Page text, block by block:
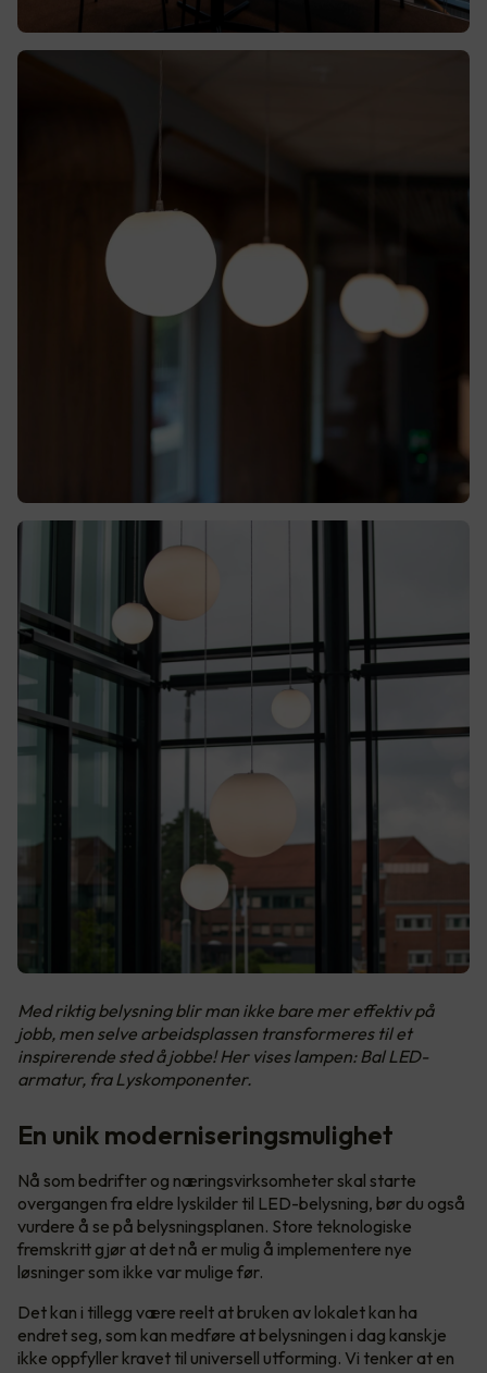
Med riktig belysning blir man ikke bare mer effektiv på
jobb, men selve arbeidsplassen transformeres til et
inspirerende sted å jobbe! Her vises lampen: Bal LED-
armatur, fra Lyskomponenter.
En unik moderniseringsmulighet
Nå som bedrifter og næringsvirksomheter skal starte
overgangen fra eldre lyskilder til LED-belysning, bør du også
vurdere å se på belysningsplanen. Store teknologiske
fremskritt gjør at det nå er mulig å implementere nye
løsninger som ikke var mulige før.
Det kan i tillegg være reelt at bruken av lokalet kan ha
endret seg, som kan medføre at belysningen i dag kanskje
ikke oppfyller kravet til universell utforming. Vi tenker at en